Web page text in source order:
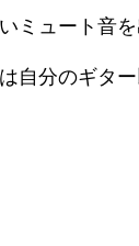
ュート音
分のギタ